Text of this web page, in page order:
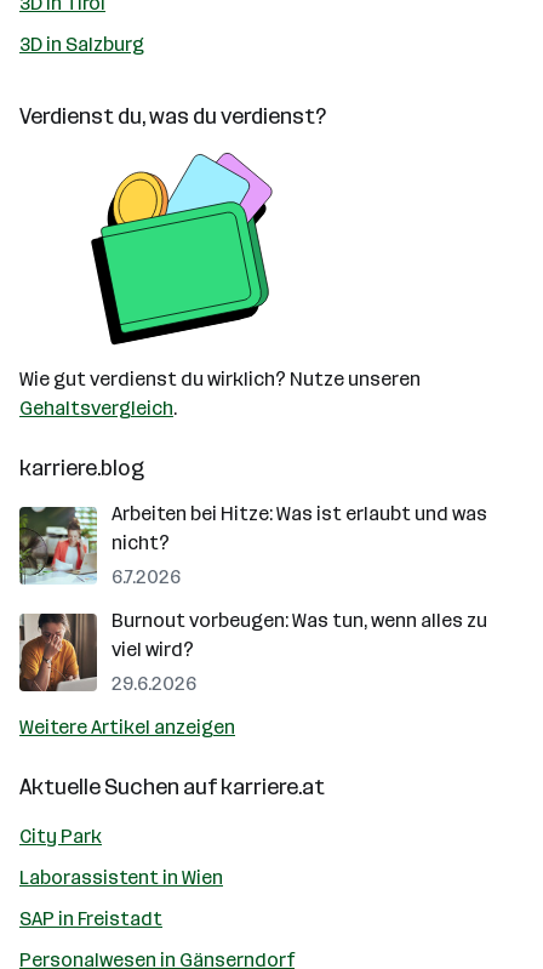
3D in Salzburg
Verdienst du, was du verdienst?
Wie gut verdienst du wirklich? Nutze unseren
Gehaltsvergleich.
karriere.blog
Arbeiten bei Hitze: Was ist erlaubt und was
nicht?
6.7.2026
Burnout vorbeugen: Was tun, wenn alles zu
viel wird?
29.6.2026
Weitere Artikel anzeigen
Aktuelle Suchen aufkarriere.at
City Park
Laborassistent in Wien
SAP in Freistadt
Personalwesen in Gänserndorf